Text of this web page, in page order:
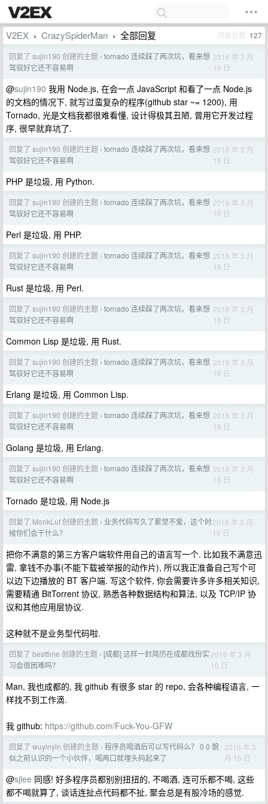
V2EX › CrazySpiderMan › 全部回复 回复总数 127
回复了 sujin190 创建的主题 › tornado 连续踩了两次坑，看来想
驾驭好它还不容易啊
2016 年 3 月
16 日
@sujin190 我用 Node.js, 在会一点 JavaScript 和看了一点 Node.js
的文档的情况下, 就写过蛮复杂的程序(github star ~= 1200), 用
Tornado, 光是文档我都很难看懂, 设计得极其丑陋, 曾用它开发过程
序, 很早就弃坑了.
回复了 sujin190 创建的主题 › tornado 连续踩了两次坑，看来想
驾驭好它还不容易啊
2016 年 3 月
16 日
PHP 是垃圾, 用 Python.
回复了 sujin190 创建的主题 › tornado 连续踩了两次坑，看来想
驾驭好它还不容易啊
2016 年 3 月
16 日
Perl 是垃圾, 用 PHP.
回复了 sujin190 创建的主题 › tornado 连续踩了两次坑，看来想
驾驭好它还不容易啊
2016 年 3 月
16 日
Rust 是垃圾, 用 Perl.
回复了 sujin190 创建的主题 › tornado 连续踩了两次坑，看来想
驾驭好它还不容易啊
2016 年 3 月
16 日
Common Lisp 是垃圾, 用 Rust.
回复了 sujin190 创建的主题 › tornado 连续踩了两次坑，看来想
驾驭好它还不容易啊
2016 年 3 月
16 日
Erlang 是垃圾, 用 Common Lisp.
回复了 sujin190 创建的主题 › tornado 连续踩了两次坑，看来想
驾驭好它还不容易啊
2016 年 3 月
16 日
Golang 是垃圾, 用 Erlang.
回复了 sujin190 创建的主题 › tornado 连续踩了两次坑，看来想
驾驭好它还不容易啊
2016 年 3 月
16 日
Tornado 是垃圾, 用 Node.js
回复了 MonkLuf 创建的主题 › 业务代码写久了累觉不爱，这个时
候你们会干什么？
2016 年 3 月
16 日
把你不满意的第三方客户端软件用自己的语言写一个. 比如我不满意迅
雷, 拿钱不办事(不能下载被举报的动作片), 所以我正准备自己写个可
以边下边播放的 BT 客户端. 写这个软件, 你会需要许多许多相关知识,
需要精通 BitTorrent 协议, 熟悉各种数据结构和算法, 以及 TCP/IP 协
议和其他应用层协议.
这种就不是业务型代码啦.
回复了 besttime 创建的主题 › [成都] 这样一封简历在成都找份实
习会很困难吗？
2016 年 3 月
16 日
Man, 我也成都的, 我 github 有很多 star 的 repo, 会各种编程语言, 一
样找不到工作滴.
我 github: https://github.com/Fuck-You-GFW
回复了 wuyinyin 创建的主题 › 程序员喝酒后可以写代码么？ 0 0 貌
似之前认识的一个小伙伴，喝两口就埋头码起来了
2016 年 3
月 15 日
@sjlee 同感! 好多程序员都别别扭扭的, 不喝酒, 连可乐都不喝, 这些
都不喝就算了, 谈话连扯点代码都不扯, 聚会总是有股冷场的感觉.